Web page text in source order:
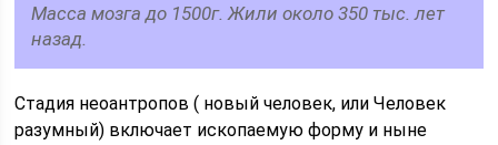
Масса мозга до 1500г. Жили около 350 тыс. лет
назад.
Стадия неоантропов ( новый человек, или Человек
разумный) включает ископаемую форму и ныне